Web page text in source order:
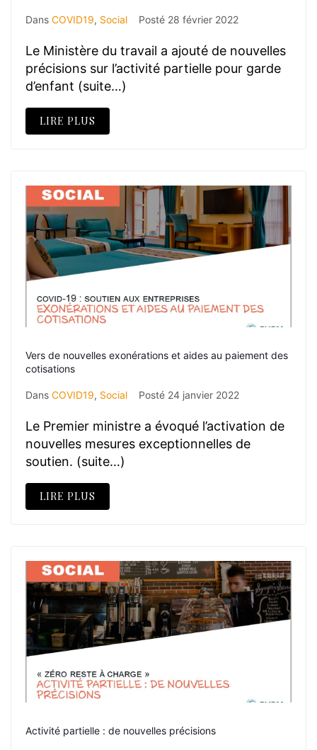
Dans COVID19, Social Posté 28 février 2022
Le Ministère du travail a ajouté de nouvelles
précisions sur l’activité partielle pour garde
d’enfant (suite…)
LIRE PLUS
Vers de nouvelles exonérations et aides au paiement des
cotisations
Dans COVID19, Social Posté 24 janvier 2022
Le Premier ministre a évoqué l’activation de
nouvelles mesures exceptionnelles de
soutien. (suite…)
LIRE PLUS
Activité partielle : de nouvelles précisions